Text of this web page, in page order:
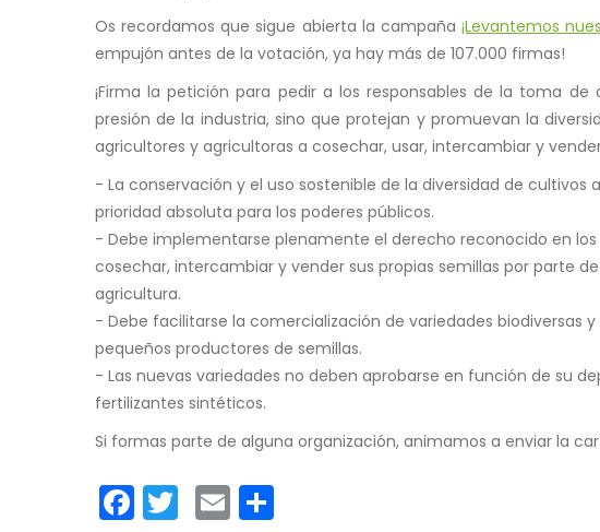
Os recordamos que sigue abierta la campaña ¡Levantemos
empujón antes de la votación, ya hay más de 107.000 firmas!
¡Firma la petición para pedir a los responsables de la toma
presión de la industria, sino que protejan y promuevan la
agricultores y agricultoras a cosechar, usar, intercambiar y
- La conservación y el uso sostenible de la diversidad de
prioridad absoluta para los poderes públicos.
- Debe implementarse plenamente el derecho reconocido en
cosechar, intercambiar y vender sus propias semillas por parte
agricultura.
- Debe facilitarse la comercialización de variedades biodiversas
pequeños productores de semillas.
- Las nuevas variedades no deben aprobarse en función de su
fertilizantes sintéticos.
Si formas parte de alguna organización, animamos a enviar la
Facebook
Twitter
Email